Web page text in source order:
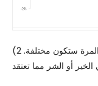
تشير هذه المقارنة إلى أحد احتمالين. 1) هذه المرة ستكون مختلفة. 2)